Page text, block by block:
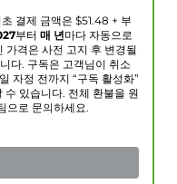
결제 금액은 $51.48 + 부
부터 매 년마다 자동으로
가격은 사전 고지 후 변경될
다. 구독은 고객님이 취소
자정 전까지 “구독 활성화”
수 있습니다. 전체 환불을 원
으로 문의하세요.